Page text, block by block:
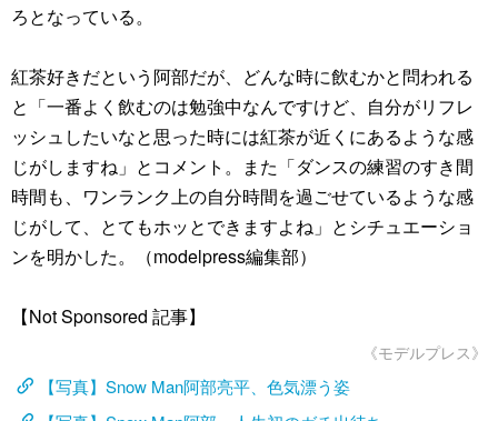
ろとなっている。
紅茶好きだという阿部だが、どんな時に飲むかと問われる
と「一番よく飲むのは勉強中なんですけど、自分がリフレ
ッシュしたいなと思った時には紅茶が近くにあるような感
じがしますね」とコメント。また「ダンスの練習のすき間
時間も、ワンランク上の自分時間を過ごせているような感
じがして、とてもホッとできますよね」とシチュエーショ
ンを明かした。（modelpress編集部）
【Not Sponsored 記事】
《モデルプレス》
【写真】Snow Man阿部亮平、色気漂う姿